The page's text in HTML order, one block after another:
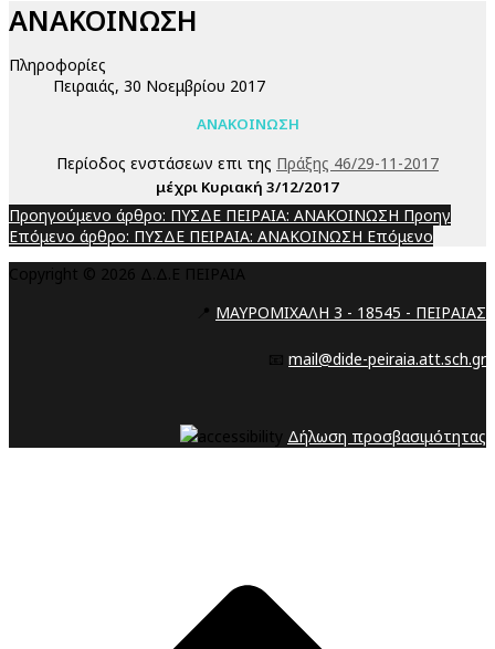
ΑΝΑΚΟΙΝΩΣΗ
Πληροφορίες
Πειραιάς, 30 Νοεμβρίου 2017
ΑΝΑΚΟΙΝΩΣΗ
Περίοδος ενστάσεων επι της Πράξης 46/29-11-2017
μέχρι Κυριακή 3/12/2017
Προηγούμενο άρθρο: ΠΥΣΔΕ ΠΕΙΡΑΙΑ: ΑΝΑΚΟΙΝΩΣΗ Προηγ
Επόμενο άρθρο: ΠΥΣΔΕ ΠΕΙΡΑΙΑ: ΑΝΑΚΟΙΝΩΣΗ Επόμενο
Copyright © 2026 Δ.Δ.Ε ΠΕΙΡΑΙΑ
📍 ΜΑΥΡΟΜΙΧΑΛΗ 3 - 18545 - ΠΕΙΡΑΙΑΣ
📧 mail@dide-peiraia.att.sch.gr
Δήλωση προσβασιμότητας